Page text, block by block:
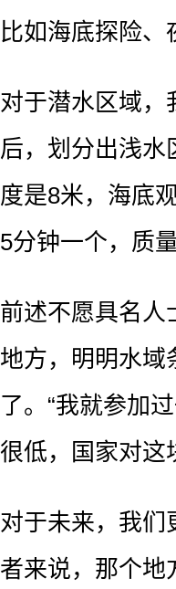
比如海底探险、
对于潜水区域，
后，划分出浅水
度是8米，海底
5分钟一个，质
前述不愿具名人
地方，明明水域
了。“我就参加
很低，国家对这
对于未来，我们
者来说，那个地